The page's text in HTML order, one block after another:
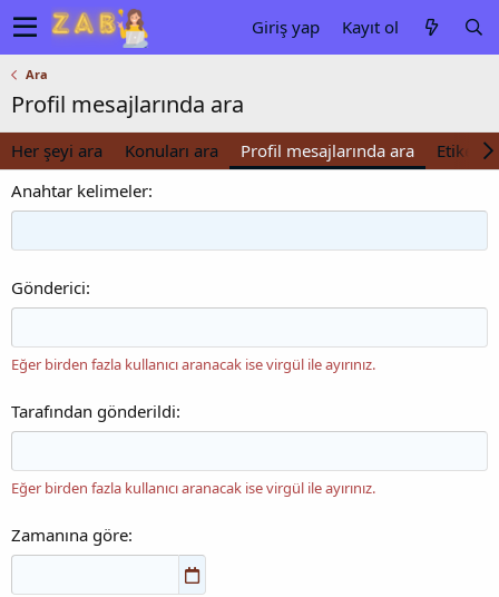
Giriş yap Kayıt ol
Ara
Profil mesajlarında ara
Her şeyi ara Konuları ara Profil mesajlarında ara
Anahtar kelimeler
Gönderici
Eğer birden fazla kullanıcı aranacak ise virgül ile ayırınız.
Tarafından gönderildi
Eğer birden fazla kullanıcı aranacak ise virgül ile ayırınız.
Zamanına göre